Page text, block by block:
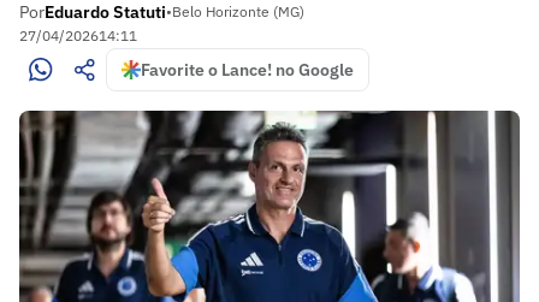
PorEduardo Statuti•Belo Horizonte (MG)
27/04/202614:11
Favorite o Lance! no Google